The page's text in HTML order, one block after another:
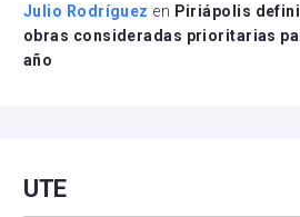
Julio Rodríguez en Piriápolis
obras consideradas prioritarias
año
UTE